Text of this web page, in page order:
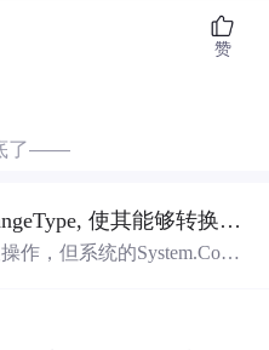
赞
了——
强化System.Convert.ChangeType, 使其能够转换枚举
作，但系统的System.Conv
{ public DateTime? Sta